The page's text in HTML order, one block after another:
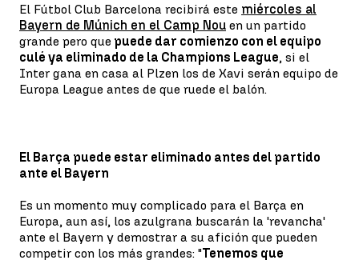
El Fútbol Club Barcelona recibirá este miércoles al
Bayern de Múnich en el Camp Nou en un partido
grande pero que puede dar comienzo con el equipo
culé ya eliminado de la Champions League, si el
Inter gana en casa al Plzen los de Xavi serán equipo de
Europa League antes de que ruede el balón.
El Barça puede estar eliminado antes del partido
ante el Bayern
Es un momento muy complicado para el Barça en
Europa, aun así, los azulgrana buscarán la 'revancha'
ante el Bayern y demostrar a su afición que pueden
competir con los más grandes: "Tenemos que